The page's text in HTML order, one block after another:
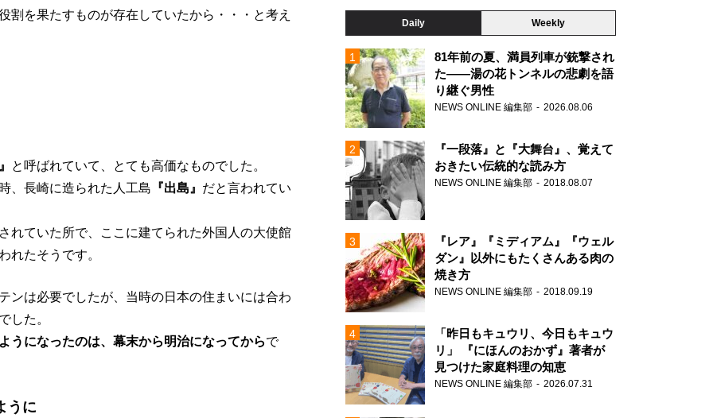
割を果たすものが存在していたから・・・と考え
と呼ばれていて、とても高価なものでした。
、長崎に造られた人工島 『出島』 だと言われてい
れていた所で、ここに建てられた外国人の大使館
れたそうです。
ンは必要でしたが、当時の日本の住まいには合わ
した。
うになったのは、幕末から明治になってからで
うに
Daily Weekly
81年前の夏、満員列車が銃撃され
た――湯の花トンネルの悲劇を語
り継ぐ男性
NEWS ONLINE 編集部 2026.08.06
『一段落』と『大舞台』、覚えて
おきたい伝統的な読み方
NEWS ONLINE 編集部 2018.08.07
『レア』『ミディアム』『ウェル
ダン』以外にもたくさんある肉の
焼き方
NEWS ONLINE 編集部 2018.09.19
「昨日もキュウリ、今日もキュウ
リ」 『にほんのおかず』著者が
見つけた家庭料理の知恵
NEWS ONLINE 編集部 2026.07.31